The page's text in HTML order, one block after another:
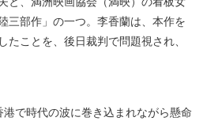
三部作」の一つ。李香蘭は、本作を
ことを、後日裁判で問題視され、
で時代の波に巻き込まれながら懸命